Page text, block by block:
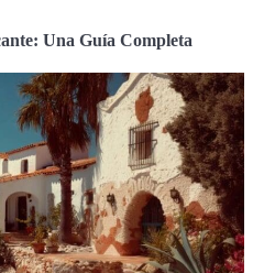
Una Guía Completa